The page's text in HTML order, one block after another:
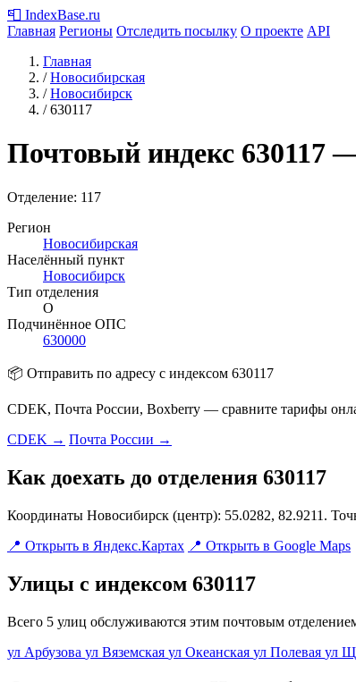
📮 IndexBase.ru
Главная Регионы Отследить посылку О проекте API
Главная
/ Новосибирская
/ Новосибирск
/ 630117
Почтовый индекс 630117 —
Отделение: 117
Регион
Новосибирская
Населённый пункт
Новосибирск
Тип отделения
О
Подчинённое ОПС
630000
📦 Отправить по адресу с индексом 630117
CDEK, Почта России, Boxberry — сравните тарифы
CDEK → Почта России →
Как доехать до отделения 630117
Координаты Новосибирск (центр): 55.0282, 82.9211.
📍 Открыть в Яндекс.Картах 📍 Открыть в Google Maps
Улицы с индексом 630117
Всего 5 улиц обслуживаются этим почтовым
ул Арбузова ул Вяземская ул Океанская ул Полевая ул